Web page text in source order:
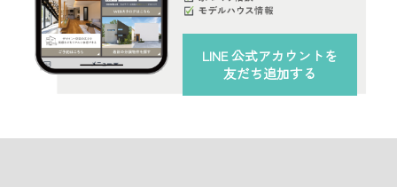
LINE 公式アカウントを
友だち追加する